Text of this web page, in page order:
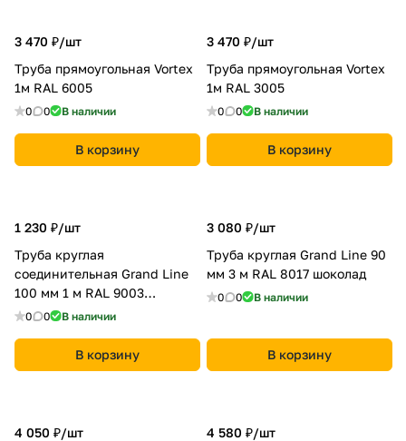
3 470 ₽/шт
Труба прямоугольная Vortex
1м RAL 6005
0 0 В наличии
В корзину
3 470 ₽/шт
Труба прямоугольная Vortex
1м RAL 3005
0 0 В наличии
В корзину
1 230 ₽/шт
Труба круглая
соединительная Grand Line
100 мм 1 м RAL 9003
сигнальный белый
0 0 В наличии
В корзину
3 080 ₽/шт
Труба круглая Grand Line 90
мм 3 м RAL 8017 шоколад
0 0 В наличии
В корзину
4 050 ₽/шт
4 580 ₽/шт